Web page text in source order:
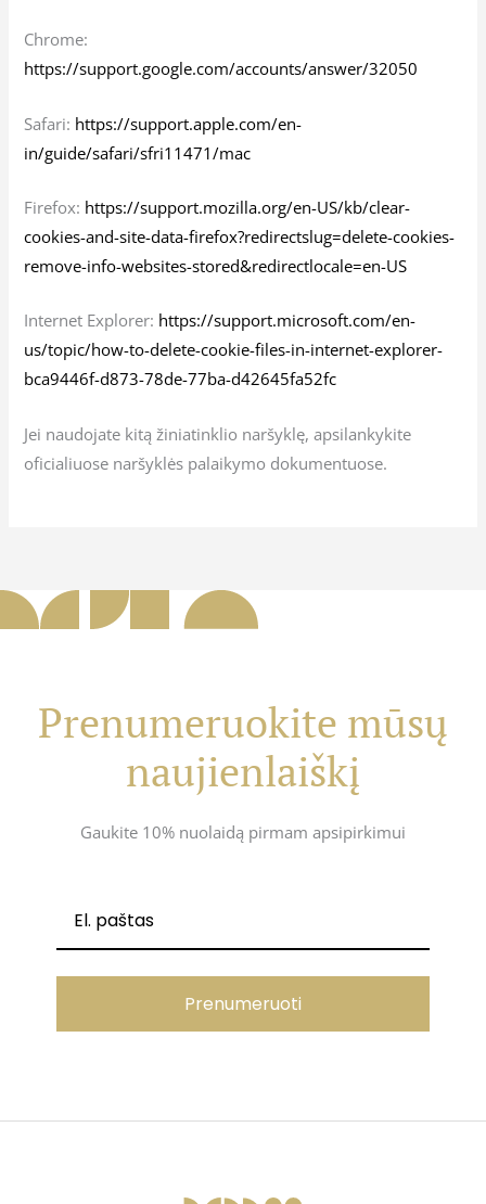
Chrome:
https://support.google.com/accounts/answer/32050
Safari: https://support.apple.com/en-
in/guide/safari/sfri11471/mac
Firefox: https://support.mozilla.org/en-US/kb/clear-
cookies-and-site-data-firefox?redirectslug=delete-cookies-
remove-info-websites-stored&redirectlocale=en-US
Internet Explorer: https://support.microsoft.com/en-
us/topic/how-to-delete-cookie-files-in-internet-explorer-
bca9446f-d873-78de-77ba-d42645fa52fc
Jei naudojate kitą žiniatinklio naršyklę, apsilankykite
oficialiuose naršyklės palaikymo dokumentuose.
Prenumeruokite mūsų
naujienlaiškį
Gaukite 10% nuolaidą pirmam apsipirkimui
Prenumeruoti